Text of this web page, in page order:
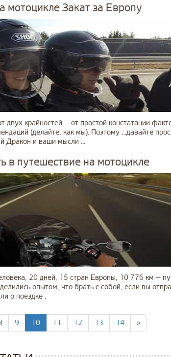
мотоцикле Закат за Европу
двух крайностей — от простой констатации
(делайте, как мы). Поэтому …давайте
Дракон и ваши мысли ...
в путешествие на мотоцикле
20 дней, 15 стран Европы, 10 776 км —
опытом, что брать с собой, если вы
о поездке .
9 10 11 12 13 14 »